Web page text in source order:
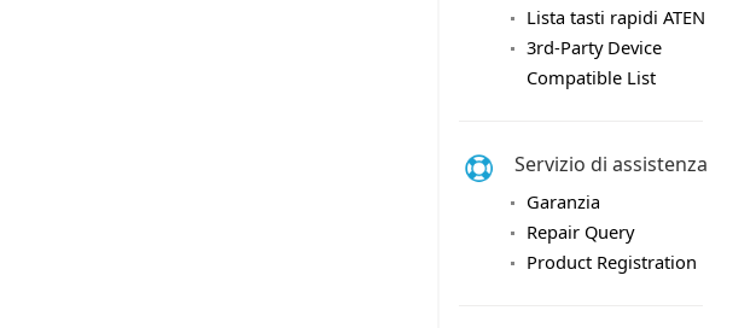
Lista tasti rapidi ATEN
3rd-Party Device
Compatible List
Servizio di assistenza
Garanzia
Repair Query
Product Registration